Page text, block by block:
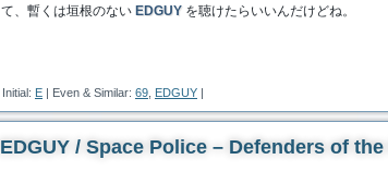
て、暫くは垣根のない EDGUY を聴けたらいいんだけどね。
Initial: E | Even & Similar: 69 EDGUY |
EDGUY / Space Police – Defenders of